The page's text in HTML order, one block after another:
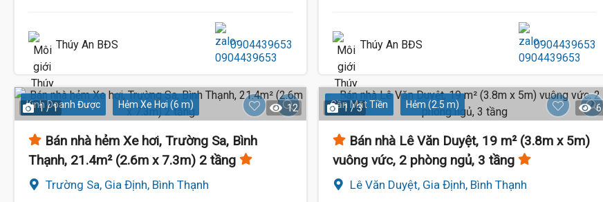
Thúy An BĐS 0904439653 Thúy An BĐS 0904439653
Kinh Doanh Được Hẻm Xe Hơi (6 m)
1 / 1 12
Bán nhà hẻm Xe hơi, Trường Sa, Bình
Thạnh, 21.4m² (2.6m x 7.3m) 2 tầng
Trường Sa, Gia Định, Bình Thạnh
Gần Mặt Tiền Hẻm (2.5 m)
1 / 3 6
Bán nhà Lê Văn Duyệt, 19 m² (3.8m x 5m)
vuông vức, 2 phòng ngủ, 3 tầng
Lê Văn Duyệt, Gia Định, Bình Thạnh